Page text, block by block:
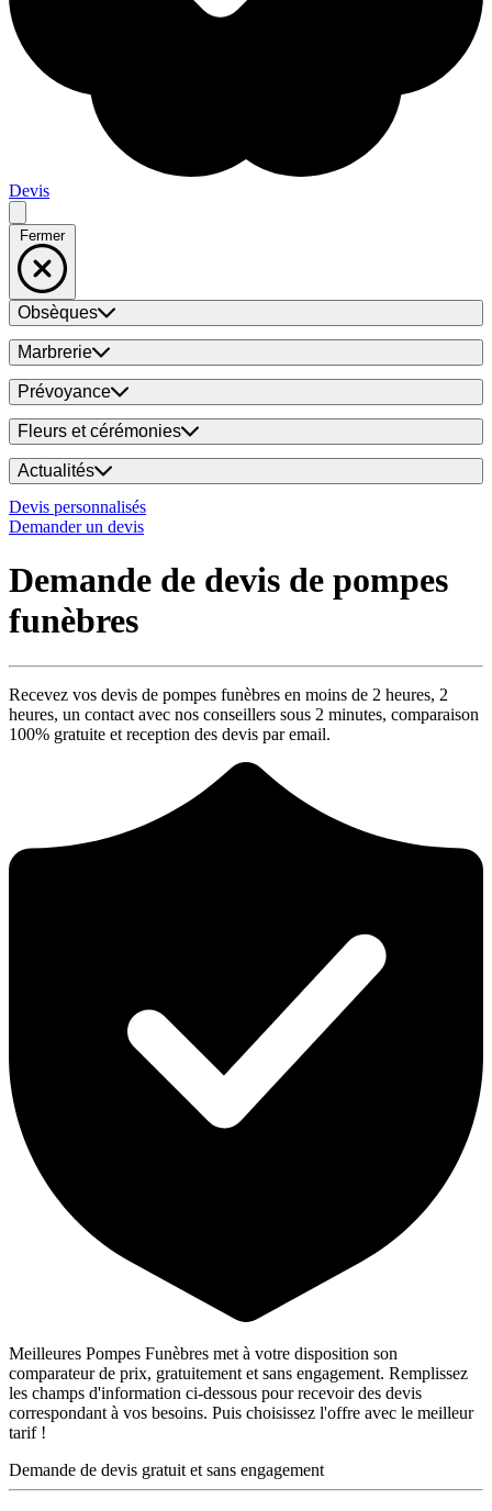
Devis
Fermer
Obsèques
Marbrerie
Prévoyance
Fleurs et cérémonies
Actualités
Devis personnalisés
Demander un devis
Demande de devis de pompes
funèbres
Recevez vos devis de pompes funèbres en moins de 2 heures, 2
heures, un contact avec nos conseillers sous 2 minutes, comparaison
100% gratuite et reception des devis par email.
Meilleures Pompes Funèbres met à votre disposition son
comparateur de prix, gratuitement et sans engagement. Remplissez
les champs d'information ci-dessous pour recevoir des devis
correspondant à vos besoins. Puis choisissez l'offre avec le meilleur
tarif !
Demande de devis gratuit et sans engagement